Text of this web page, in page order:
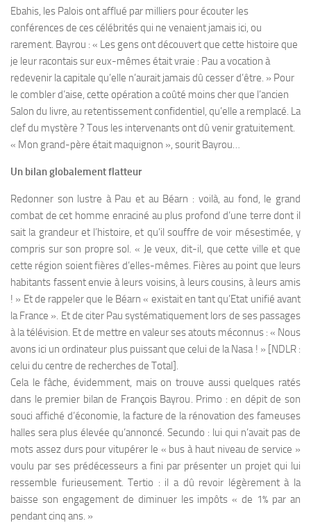
Ebahis, les Palois ont afflué par milliers pour écouter les
conférences de ces célébrités qui ne venaient jamais ici, ou
rarement. Bayrou : « Les gens ont découvert que cette histoire que
je leur racontais sur eux-mêmes était vraie : Pau a vocation à
redevenir la capitale qu’elle n’aurait jamais dû cesser d’être. » Pour
le combler d’aise, cette opération a coûté moins cher que l’ancien
Salon du livre, au retentissement confidentiel, qu’elle a remplacé. La
clef du mystère ? Tous les intervenants ont dû venir gratuitement.
« Mon grand-père était maquignon », sourit Bayrou…
Un bilan globalement flatteur
Redonner son lustre à Pau et au Béarn : voilà, au fond, le grand
combat de cet homme enraciné au plus profond d’une terre dont il
sait la grandeur et l’histoire, et qu’il souffre de voir mésestimée, y
compris sur son propre sol. « Je veux, dit-il, que cette ville et que
cette région soient fières d’elles-mêmes. Fières au point que leurs
habitants fassent envie à leurs voisins, à leurs cousins, à leurs amis
! » Et de rappeler que le Béarn « existait en tant qu’Etat unifié avant
la France ». Et de citer Pau systématiquement lors de ses passages
à la télévision. Et de mettre en valeur ses atouts méconnus : « Nous
avons ici un ordinateur plus puissant que celui de la Nasa ! » [NDLR :
celui du centre de recherches de Total].
Cela le fâche, évidemment, mais on trouve aussi quelques ratés
dans le premier bilan de François Bayrou. Primo : en dépit de son
souci affiché d’économie, la facture de la rénovation des fameuses
halles sera plus élevée qu’annoncé. Secundo : lui qui n’avait pas de
mots assez durs pour vitupérer le « bus à haut niveau de service »
voulu par ses prédécesseurs a fini par présenter un projet qui lui
ressemble furieusement. Tertio : il a dû revoir légèrement à la
baisse son engagement de diminuer les impôts « de 1% par an
pendant cinq ans. »